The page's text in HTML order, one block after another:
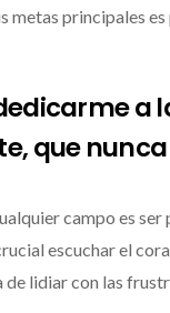
metas principales
a
que nunca
campo es ser
escuchar el
lidiar con las